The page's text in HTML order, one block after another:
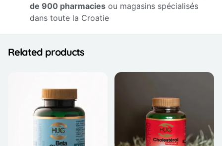
de 900 pharmacies ou magasins spécialisés
dans toute la Croatie
Related products